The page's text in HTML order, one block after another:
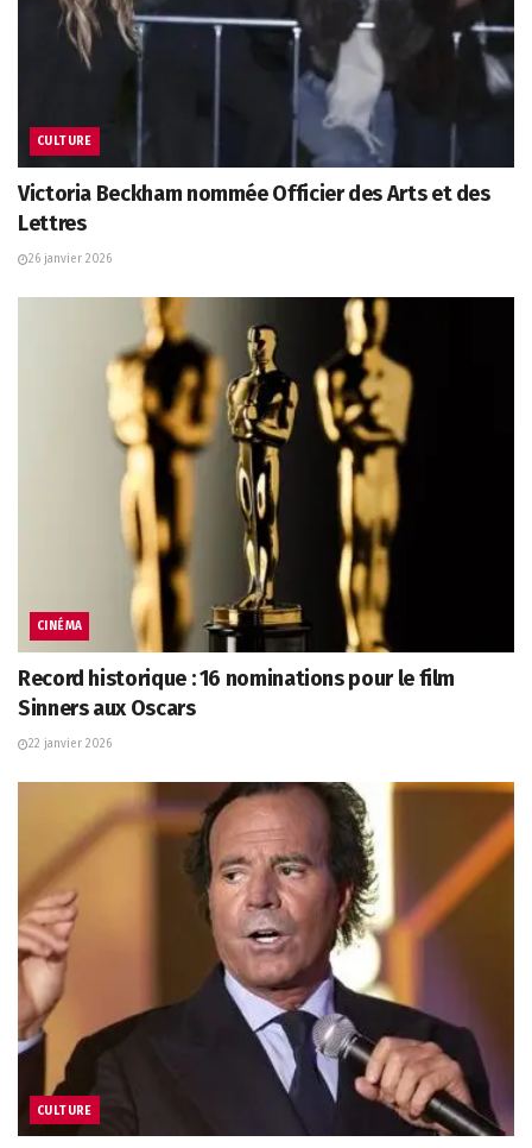
CULTURE
Victoria Beckham nommée Officier des Arts et des
Lettres
26 janvier 2026
CINÉMA
Record historique : 16 nominations pour le film
Sinners aux Oscars
22 janvier 2026
CULTURE